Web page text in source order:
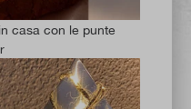
casa con le punte